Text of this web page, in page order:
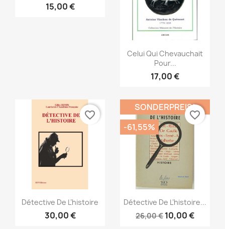
15,00 €
Vorschau
Celui Qui Chevauchait
Pour...
17,00 €
Vorschau
Détective De L’histoire
30,00 €
favorite_border
Vorschau
Détective De L’histoire...
26,00 € 10,00 €
SONDERPREIS!
-61,55%
favorite_border